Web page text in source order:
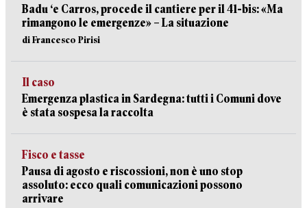
Badu ‘e Carros, procede il cantiere per il 41-bis: «Ma
rimangono le emergenze» – La situazione
di Francesco Pirisi
Il caso
Emergenza plastica in Sardegna: tutti i Comuni dove
è stata sospesa la raccolta
Fisco e tasse
Pausa di agosto e riscossioni, non è uno stop
assoluto: ecco quali comunicazioni possono
arrivare